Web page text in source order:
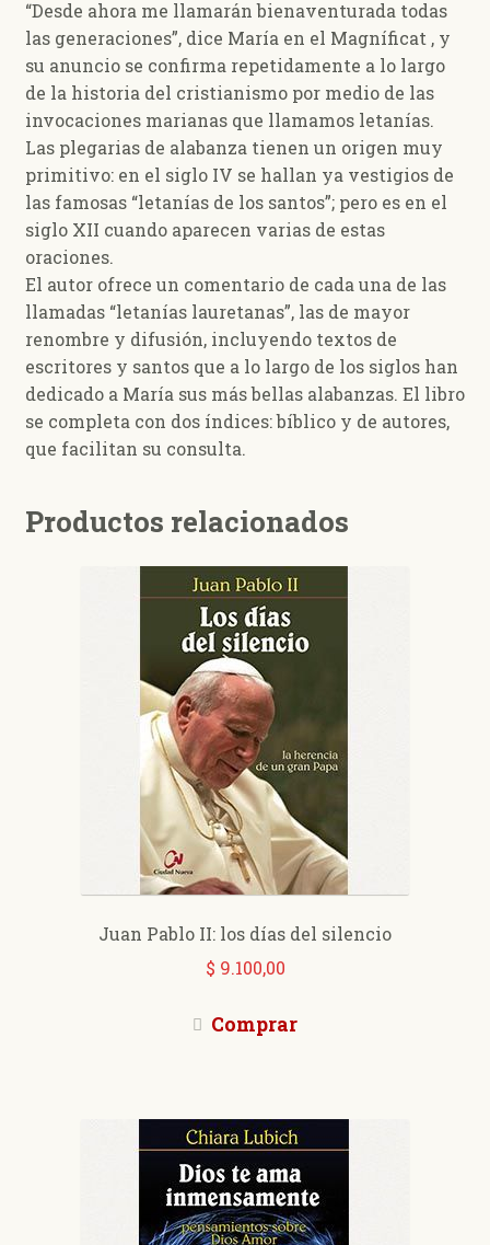
“Desde ahora me llamarán bienaventurada todas
las generaciones”, dice María en el Magníficat , y
su anuncio se confirma repetidamente a lo largo
de la historia del cristianismo por medio de las
invocaciones marianas que llamamos letanías.
Las plegarias de alabanza tienen un origen muy
primitivo: en el siglo IV se hallan ya vestigios de
las famosas “letanías de los santos”; pero es en el
siglo XII cuando aparecen varias de estas
oraciones.
El autor ofrece un comentario de cada una de las
llamadas “letanías lauretanas”, las de mayor
renombre y difusión, incluyendo textos de
escritores y santos que a lo largo de los siglos han
dedicado a María sus más bellas alabanzas. El libro
se completa con dos índices: bíblico y de autores,
que facilitan su consulta.
Productos relacionados
Juan Pablo II: los días del silencio
$ 9.100,00
Comprar